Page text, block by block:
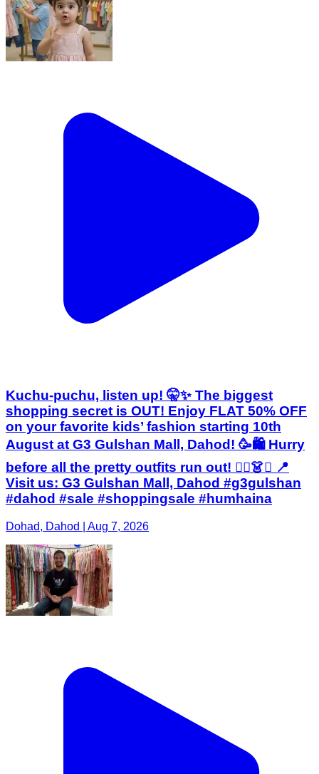
Kuchu-puchu, listen up! 🤫✨ The biggest
shopping secret is OUT! Enjoy FLAT 50% OFF
on your favorite kids’ fashion starting 10th
August at G3 Gulshan Mall, Dahod! 🥳🛍️ Hurry
before all the pretty outfits run out! 🏃‍♂️👗✨ 📍
Visit us: G3 Gulshan Mall, Dahod #g3gulshan
#dahod #sale #shoppingsale #humhaina
Dohad, Dahod | Aug 7, 2026